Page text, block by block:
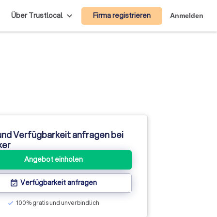
Über Trustlocal Firma registrieren Anmelden
Verfügbarkeit anfragen bei
Angebot einholen
event_available Verfügbarkeit anfragen
check 100% gratis und unverbindlich